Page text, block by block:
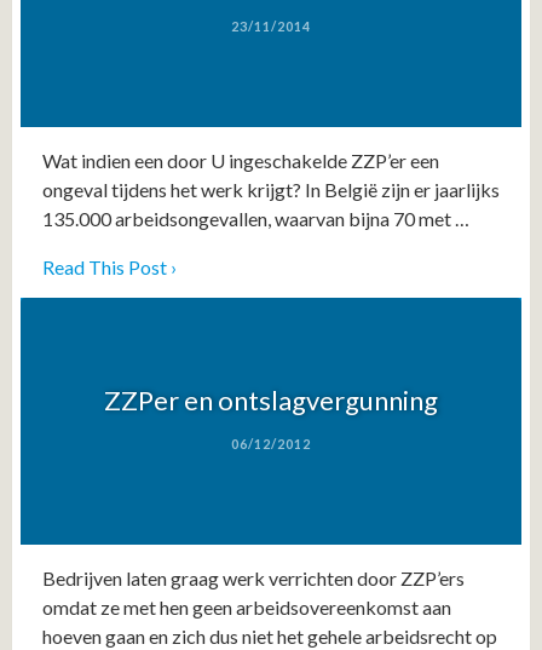
23/11/2014
Wat indien een door U ingeschakelde ZZP’er een
ongeval tijdens het werk krijgt? In België zijn er jaarlijks
135.000 arbeidsongevallen, waarvan bijna 70 met …
Read This Post ›
ZZPer en ontslagvergunning
06/12/2012
Bedrijven laten graag werk verrichten door ZZP’ers
omdat ze met hen geen arbeidsovereenkomst aan
hoeven gaan en zich dus niet het gehele arbeidsrecht op